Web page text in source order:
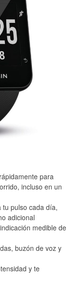
para
incluso en un
tu pulso cada día,
adicional
medible de
buzón de voz y
y te